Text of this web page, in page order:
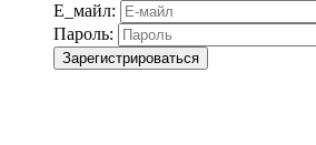
Е_майл:
Пароль:
Зарегистрироваться